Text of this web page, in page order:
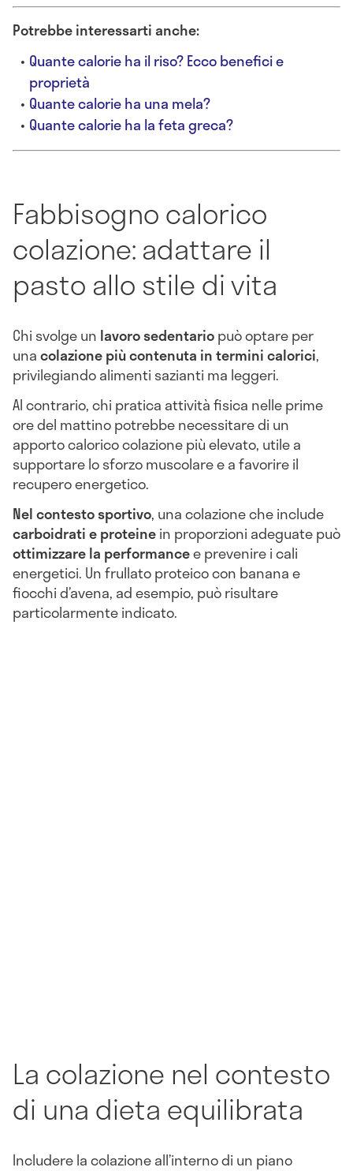
Potrebbe interessarti anche:
Quante calorie ha il riso? Ecco benefici e
proprietà
Quante calorie ha una mela?
Quante calorie ha la feta greca?
Fabbisogno calorico
colazione: adattare il
pasto allo stile di vita
Chi svolge un lavoro sedentariopuò optare per
unacolazione più contenuta in termini calorici,
privilegiando alimenti sazianti ma leggeri.
Al contrario, chi pratica attività fisica nelle prime
ore del mattino potrebbe necessitare di un
apporto calorico colazione più elevato, utile a
supportare lo sforzo muscolare e a favorire il
recupero energetico.
Nel contesto sportivo, una colazione che include
carboidrati e proteinein proporzioni adeguate può
ottimizzare la performancee prevenire i cali
energetici. Un frullato proteico con banana e
fiocchi d’avena, ad esempio, può risultare
particolarmente indicato.
La colazione nel contesto
di una dieta equilibrata
Includere la colazione all’interno di un piano